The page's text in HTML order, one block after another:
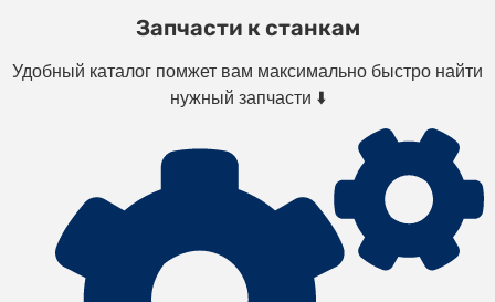
Запчасти к станкам
Удобный каталог помжет вам максимально быстро найти
нужный запчасти ⬇️